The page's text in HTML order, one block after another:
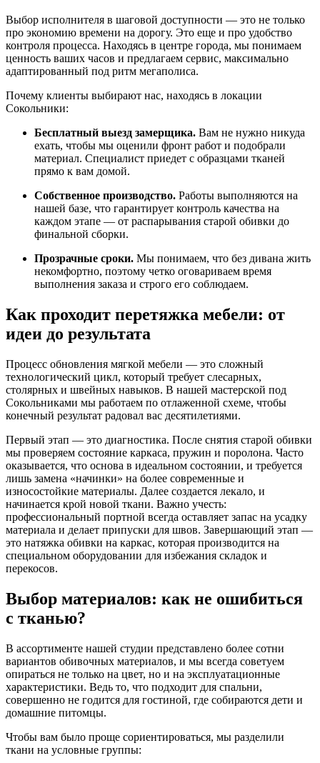
Выбор исполнителя в шаговой доступности — это не только
про экономию времени на дорогу. Это еще и про удобство
контроля процесса. Находясь в центре города, мы понимаем
ценность ваших часов и предлагаем сервис, максимально
адаптированный под ритм мегаполиса.
Почему клиенты выбирают нас, находясь в локации
Сокольники:
Бесплатный выезд замерщика. Вам не нужно никуда
ехать, чтобы мы оценили фронт работ и подобрали
материал. Специалист приедет с образцами тканей
прямо к вам домой.
Собственное производство. Работы выполняются на
нашей базе, что гарантирует контроль качества на
каждом этапе — от распарывания старой обивки до
финальной сборки.
Прозрачные сроки. Мы понимаем, что без дивана жить
некомфортно, поэтому четко оговариваем время
выполнения заказа и строго его соблюдаем.
Как проходит перетяжка мебели: от
идеи до результата
Процесс обновления мягкой мебели — это сложный
технологический цикл, который требует слесарных,
столярных и швейных навыков. В нашей мастерской под
Сокольниками мы работаем по отлаженной схеме, чтобы
конечный результат радовал вас десятилетиями.
Первый этап — это диагностика. После снятия старой обивки
мы проверяем состояние каркаса, пружин и поролона. Часто
оказывается, что основа в идеальном состоянии, и требуется
лишь замена «начинки» на более современные и
износостойкие материалы. Далее создается лекало, и
начинается крой новой ткани. Важно учесть:
профессиональный портной всегда оставляет запас на усадку
материала и делает припуски для швов. Завершающий этап —
это натяжка обивки на каркас, которая производится на
специальном оборудовании для избежания складок и
перекосов.
Выбор материалов: как не ошибиться
с тканью?
В ассортименте нашей студии представлено более сотни
вариантов обивочных материалов, и мы всегда советуем
опираться не только на цвет, но и на эксплуатационные
характеристики. Ведь то, что подходит для спальни,
совершенно не годится для гостиной, где собираются дети и
домашние питомцы.
Чтобы вам было проще сориентироваться, мы разделили
ткани на условные группы: